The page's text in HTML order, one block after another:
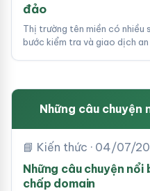
đảo
Thị trường tên miền có nhiều
bước kiểm tra và giao dịch
Những câu chuyện
📘 Kiến thức · 04/07/
Những câu chuyện
chấp domain